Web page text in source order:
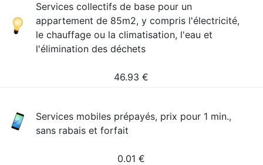
Services collectifs de base pour un
appartement de 85m2, y compris l'électricité,
le chauffage ou la climatisation, l'eau et
l'élimination des déchets
46.93 €
Services mobiles prépayés, prix pour 1 min.,
sans rabais et forfait
0.01 €